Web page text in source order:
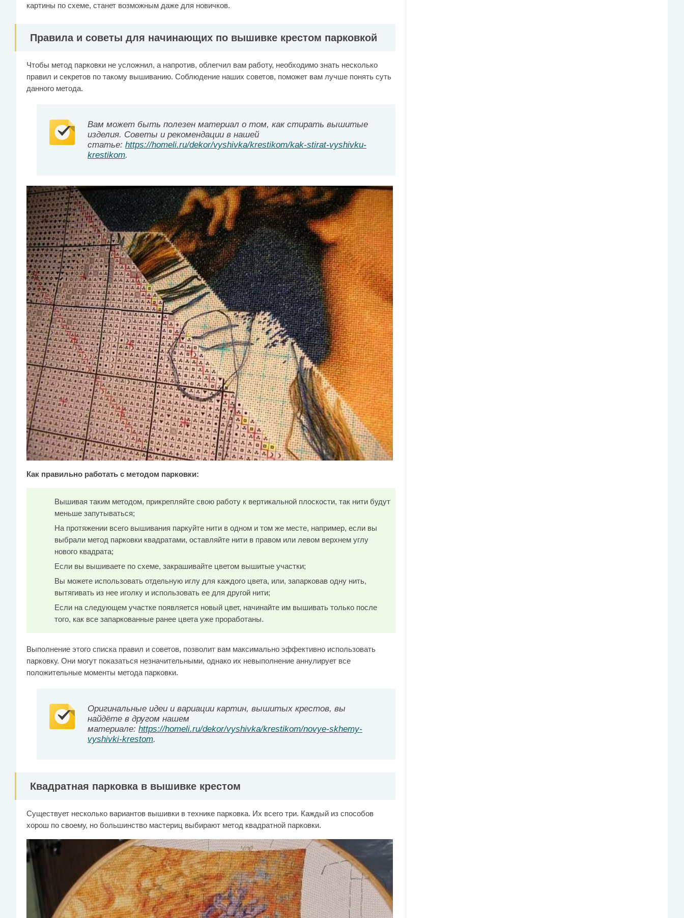
картины по схеме, станет возможным даже для новичков.
Правила и советы для начинающих по вышивке крестом парковкой
Чтобы метод парковки не усложнил, а напротив, облегчил вам работу, необходимо знать несколько
правил и секретов по такому вышиванию. Соблюдение наших советов, поможет вам лучше понять суть
данного метода.
Вам может быть полезен материал о том, как стирать вышитые
изделия. Советы и рекомендации в нашей
статье: https://homeli.ru/dekor/vyshivka/krestikom/kak-stirat-vyshivku-
krestikom.
Как правильно работать с методом парковки:
Вышивая таким методом, прикрепляйте свою работу к вертикальной плоскости, так нити будут
меньше запутываться;
На протяжении всего вышивания паркуйте нити в одном и том же месте, например, если вы
выбрали метод парковки квадратами, оставляйте нити в правом или левом верхнем углу
нового квадрата;
Если вы вышиваете по схеме, закрашивайте цветом вышитые участки;
Вы можете использовать отдельную иглу для каждого цвета, или, запарковав одну нить,
вытягивать из нее иголку и использовать ее для другой нити;
Если на следующем участке появляется новый цвет, начинайте им вышивать только после
того, как все запаркованные ранее цвета уже проработаны.
Выполнение этого списка правил и советов, позволит вам максимально эффективно использовать
парковку. Они могут показаться незначительными, однако их невыполнение аннулирует все
положительные моменты метода парковки.
Оригинальные идеи и вариации картин, вышитых крестов, вы
найдёте в другом нашем
материале: https://homeli.ru/dekor/vyshivka/krestikom/novye-skhemy-
vyshivki-krestom.
Квадратная парковка в вышивке крестом
Существует несколько вариантов вышивки в технике парковка. Их всего три. Каждый из способов
хорош по своему, но большинство мастериц выбирают метод квадратной парковки.